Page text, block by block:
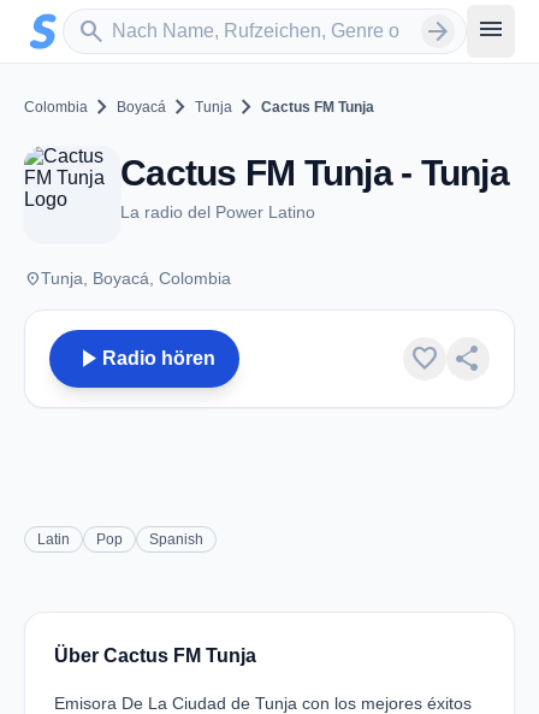
Zum Hauptinhalt springen
search
Sender suchen arrow_forward menu
Colombia chevron_right Boyacá chevron_right Tunja chevron_right Cactus FM Tunja
Cactus FM Tunja - Tunja
La radio del Power Latino
placeTunja, Boyacá, Colombia
play_arrow Radio hören favorite share
Latin Pop Spanish
Über Cactus FM Tunja
Emisora De La Ciudad de Tunja con los mejores éxitos